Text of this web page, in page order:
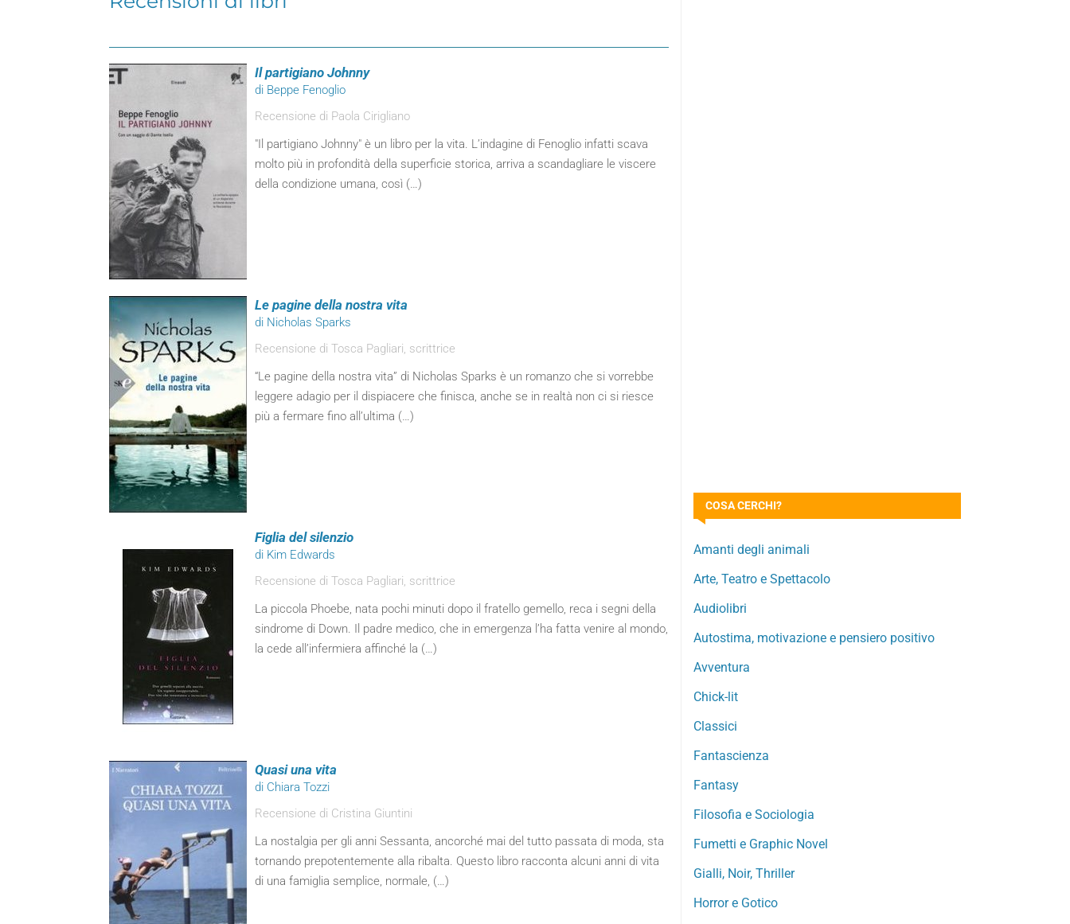
Il partigiano Johnny
di Beppe Fenoglio
Recensione di Paola Cirigliano
"Il partigiano Johnny" è un libro per la vita. L’indagine di Fenoglio infatti scava
molto più in profondità della superficie storica, arriva a scandagliare le viscere
della condizione umana, così (…)
Le pagine della nostra vita
di Nicholas Sparks
Recensione di Tosca Pagliari, scrittrice
“Le pagine della nostra vita” di Nicholas Sparks è un romanzo che si vorrebbe
leggere adagio per il dispiacere che finisca, anche se in realtà non ci si riesce
più a fermare fino all’ultima (…)
Figlia del silenzio
di Kim Edwards
Recensione di Tosca Pagliari, scrittrice
La piccola Phoebe, nata pochi minuti dopo il fratello gemello, reca i segni della
sindrome di Down. Il padre medico, che in emergenza l’ha fatta venire al mondo,
la cede all’infermiera affinché la (…)
Quasi una vita
di Chiara Tozzi
Recensione di Cristina Giuntini
La nostalgia per gli anni Sessanta, ancorché mai del tutto passata di moda, sta
tornando prepotentemente alla ribalta. Questo libro racconta alcuni anni di vita
di una famiglia semplice, normale, (…)
COSA CERCHI?
Amanti degli animali
Arte, Teatro e Spettacolo
Audiolibri
Autostima, motivazione e pensiero positivo
Avventura
Chick-lit
Classici
Fantascienza
Fantasy
Filosofia e Sociologia
Fumetti e Graphic Novel
Gialli, Noir, Thriller
Horror e Gotico